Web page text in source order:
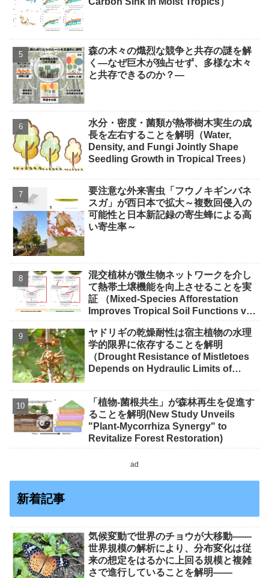
森の木々の熾烈な競争と共存の謎を解
く―なぜ巨木が独占せず、多様な木々
と共存できるのか？―
水分・密度・菌類が熱帯樹木実生の成
長を左右することを解明（Water,
Density, and Fungi Jointly Shape
Seedling Growth in Tropical Trees）
要注意な外来害虫「フウノキギンバネ
スガ」が西日本で拡大～複数回侵入の
可能性と日本新記録の寄生蜂による高
い寄生率～
混交植林が微生物ネットワークを介し
て熱帯土壌機能を向上させることを実
証 （Mixed-Species Afforestation
Improves Tropical Soil Functions via
ヤドリギの乾燥耐性は宿主植物の水理
学的限界に依存することを解明
（Drought Resistance of Mistletoes
Depends on Hydraulic Limits of
「植物-菌根共生」が森林再生を促進す
ることを解明(New Study Unveils
"Plant-Mycorrhiza Synergy" to
Revitalize Forest Restoration)
ad
新着記事
気候変動で世界のチョウが大移動――
世界規模の解析により、分布変化は従
来の想定をはるかに上回る規模と複雑
さで進行していることを解明――